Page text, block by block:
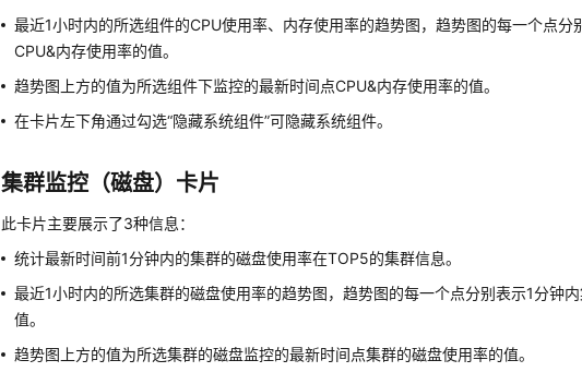
最近1小时内的所选组件的CPU使用率、内存使用率的趋势图，趋势图的每一个点分
CPU&内存使用率的值。
趋势图上方的值为所选组件下监控的最新时间点CPU&内存使用率的值。
在卡片左下角通过勾选“隐藏系统组件”可隐藏系统组件。
集群监控（磁盘）卡片
此卡片主要展示了3种信息：
统计最新时间前1分钟内的集群的磁盘使用率在TOP5的集群信息。
最近1小时内的所选集群的磁盘使用率的趋势图，趋势图的每一个点分别表示1分钟
值。
趋势图上方的值为所选集群的磁盘监控的最新时间点集群的磁盘使用率的值。